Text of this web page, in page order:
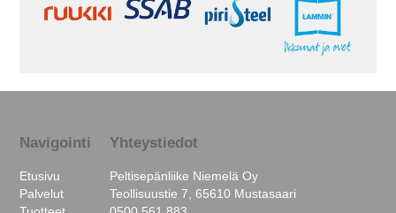
Navigointi
Etusivu
Palvelut
Yhteystiedot
Peltisepänliike Niemelä Oy
Teollisuustie 7, 65610 Mustasaari